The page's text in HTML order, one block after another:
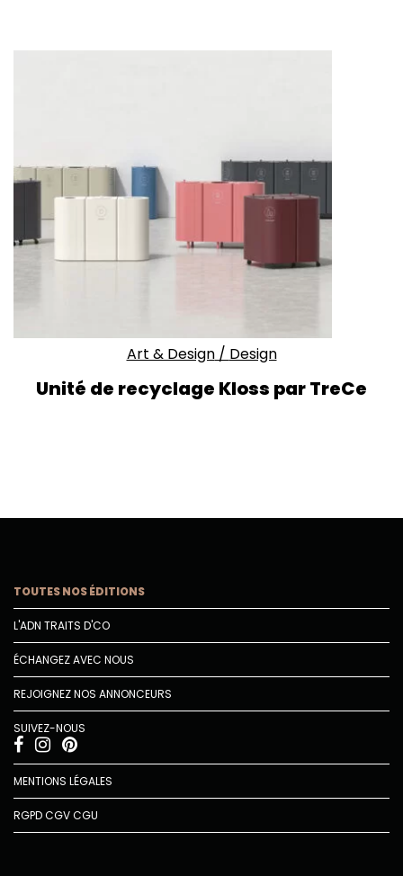
Art & Design/ Design
Unité de recyclage Kloss par TreCe
TOUTES NOS ÉDITIONS
L'ADN TRAITS D'CO
ÉCHANGEZ AVEC NOUS
REJOIGNEZ NOS ANNONCEURS
SUIVEZ-NOUS
MENTIONS LÉGALES
RGPDCGVCGU